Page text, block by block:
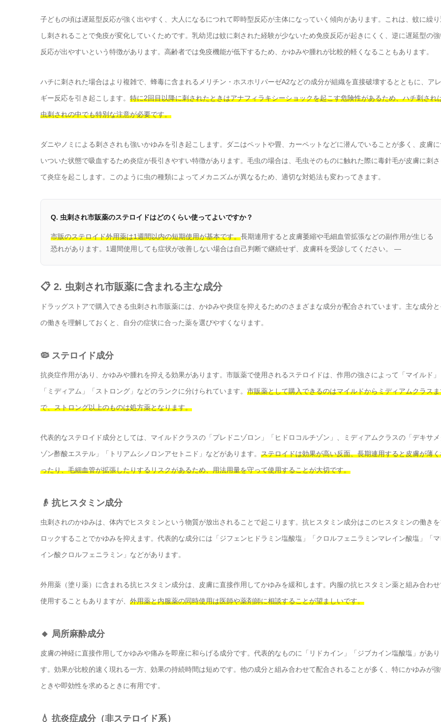
子どもの頃は遅延型反応が強く出やすく、大人になるにつれて即時型反応が主体になっていく傾向があります。これは、蚊に繰り
し刺されることで免疫が変化していくためです。乳幼児は蚊に刺された経験が少ないため免疫反応が起きにくく、逆に遅延型の強
反応が出やすいという特徴があります。高齢者では免疫機能が低下するため、かゆみや腫れが比較的軽くなることもあります。
ハチに刺された場合はより複雑で、蜂毒に含まれるメリチン・ホスホリパーゼA2などの成分が組織を直接破壊するとともに、ア
ギー反応を引き起こします。 特に2回目以降に刺されたときはアナフィラキシーショックを起こす危険性があるため、ハチ刺され
虫刺されの中でも特別な注意が必要です。
ダニやノミによる刺さされも強いかゆみを引き起こします。ダニはペットや畳、カーペットなどに潜んでいることが多く、皮膚に
いついた状態で吸血するため炎症が長引きやすい特徴があります。毛虫の場合は、毛虫そのものに触れた際に毒針毛が皮膚に刺さ
て炎症を起こします。このように虫の種類によってメカニズムが異なるため、適切な対処法も変わってきます。
Q. 虫刺され市販薬のステロイドはどのくらい使ってよいですか？
市販のステロイド外用薬は1週間以内の短期使用が基本です。長期連用すると皮膚萎縮や毛細血管拡張などの副作用が生じる
恐れがあります。1週間使用しても症状が改善しない場合は自己判断で継続せず、皮膚科を受診してください。 —
📋 2. 虫刺され市販薬に含まれる主な成分
ドラッグストアで購入できる虫刺され市販薬には、かゆみや炎症を抑えるためのさまざまな成分が配合されています。主な成分と
の働きを理解しておくと、自分の症状に合った薬を選びやすくなります。
🦠 ステロイド成分
抗炎症作用があり、かゆみや腫れを抑える効果があります。市販薬で使用されるステロイドは、作用の強さによって「マイルド」
「ミディアム」「ストロング」などのランクに分けられています。 市販薬として購入できるのはマイルドからミディアムクラス
で、ストロング以上のものは処方薬となります。
代表的なステロイド成分としては、マイルドクラスの「プレドニゾロン」「ヒドロコルチゾン」、ミディアムクラスの「デキサメ
ゾン酢酸エステル」「トリアムシノロンアセトニド」などがあります。 ステロイドは効果が高い反面、長期連用すると皮膚が薄
ったり、毛細血管が拡張したりするリスクがあるため、用法用量を守って使用することが大切です。
👴 抗ヒスタミン成分
虫刺されのかゆみは、体内でヒスタミンという物質が放出されることで起こります。抗ヒスタミン成分はこのヒスタミンの働き
ロックすることでかゆみを抑えます。代表的な成分には「ジフェンヒドラミン塩酸塩」「クロルフェニラミンマレイン酸塩」「マ
イン酸クロルフェニラミン」などがあります。
外用薬（塗り薬）に含まれる抗ヒスタミン成分は、皮膚に直接作用してかゆみを緩和します。内服の抗ヒスタミン薬と組み合わせ
使用することもありますが、 外用薬と内服薬の同時使用は医師や薬剤師に相談することが望ましいです。
🔸 局所麻酔成分
皮膚の神経に直接作用してかゆみや痛みを即座に和らげる成分です。代表的なものに「リドカイン」「ジブカイン塩酸塩」があり
す。効果が比較的速く現れる一方、効果の持続時間は短めです。他の成分と組み合わせて配合されることが多く、特にかゆみが強
ときや即効性を求めるときに有用です。
💧 抗炎症成分（非ステロイド系）